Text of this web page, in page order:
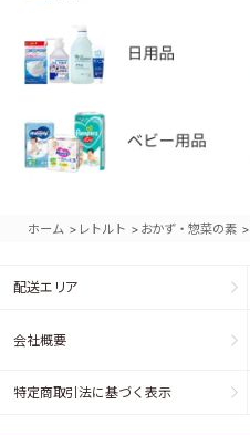
ホーム > レトルト > おかず・惣菜の素 >
配送エリア
会社概要
特定商取引法に基づく表示